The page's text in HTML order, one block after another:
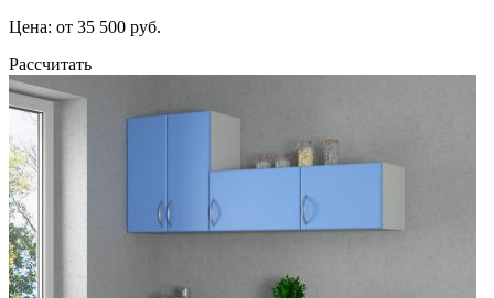
Цена: от 35 500 руб.
Рассчитать